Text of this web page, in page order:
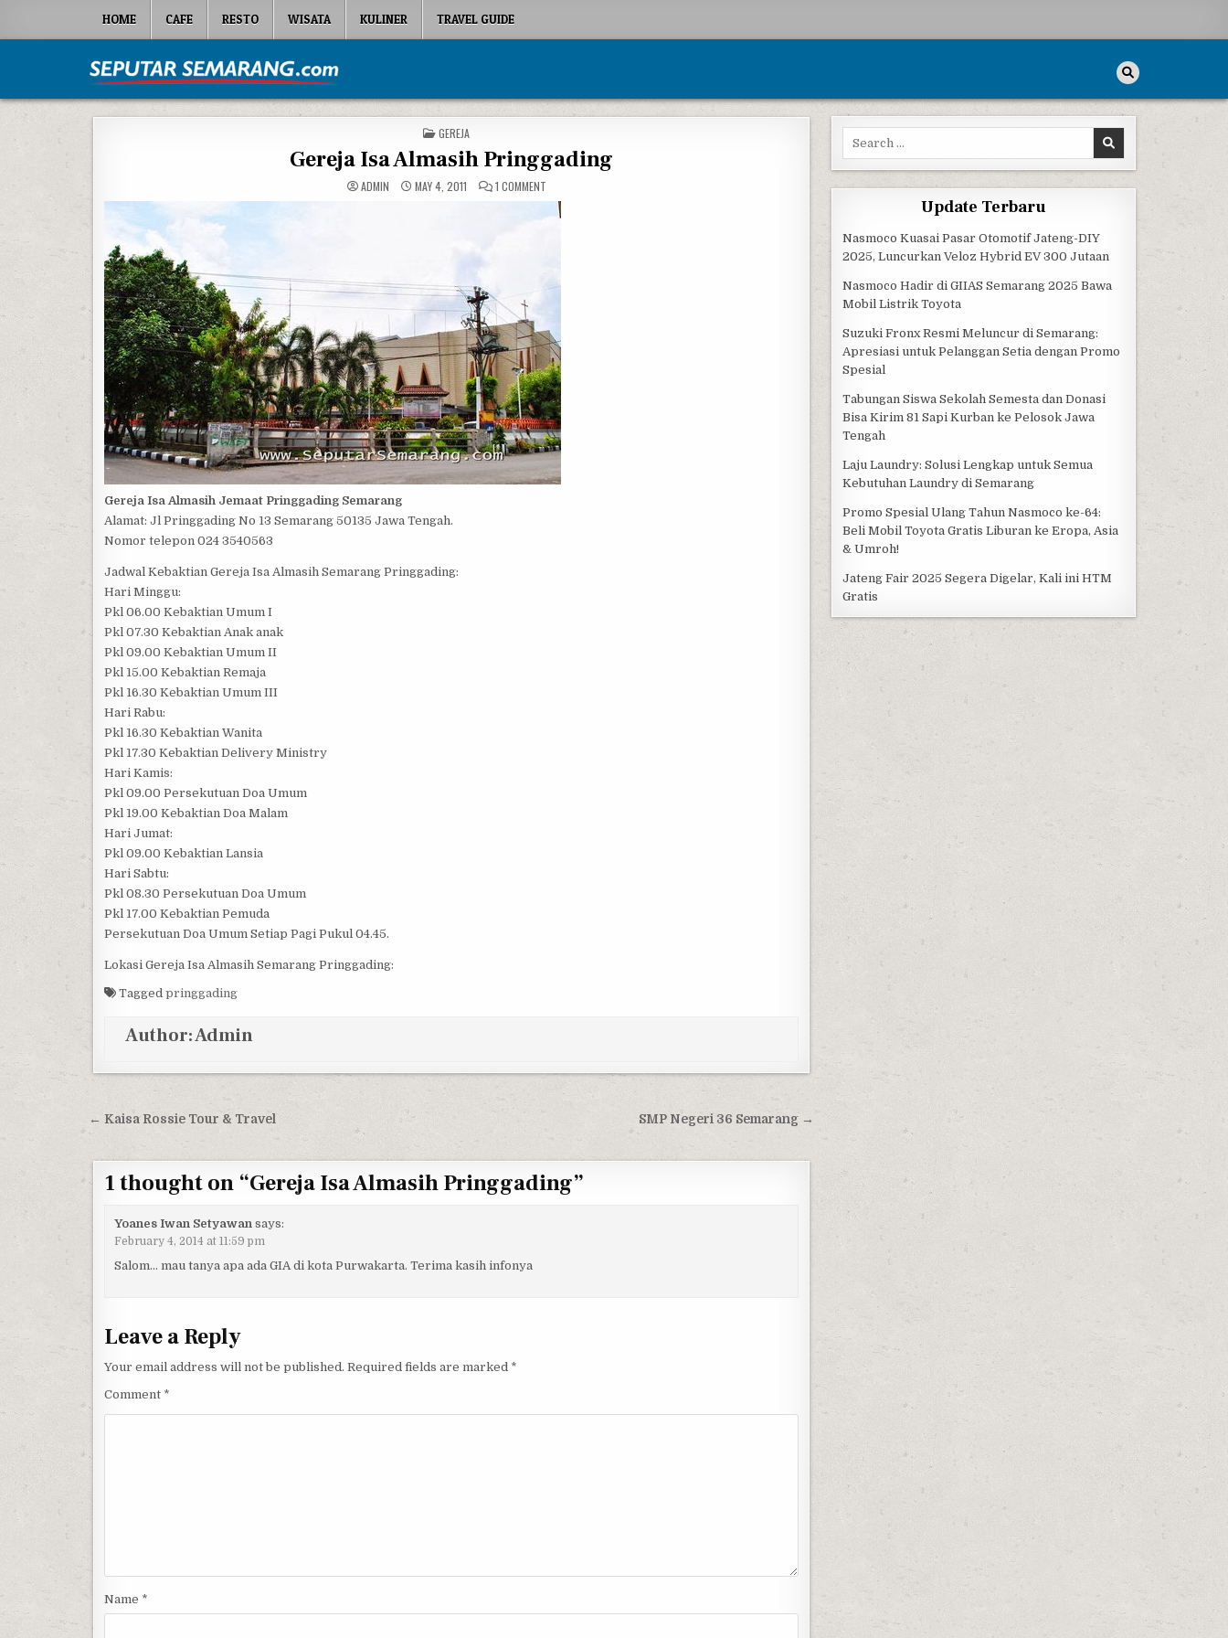
HOME CAFE RESTO WISATA KULINER TRAVEL GUIDE
Seputar Semarang
POSTED IN
GEREJA
Gereja Isa Almasih Pringgading
ADMIN MAY 4, 2011 1 COMMENTON GEREJA ISA ALMASIH PRINGGADING
Gereja Isa Almasih Jemaat Pringgading Semarang
Alamat: Jl Pringgading No 13 Semarang 50135 Jawa Tengah.
Nomor telepon 024 3540563
Jadwal Kebaktian Gereja Isa Almasih Semarang Pringgading:
Hari Minggu:
Pkl 06.00 Kebaktian Umum I
Pkl 07.30 Kebaktian Anak anak
Pkl 09.00 Kebaktian Umum II
Pkl 15.00 Kebaktian Remaja
Pkl 16.30 Kebaktian Umum III
Hari Rabu:
Pkl 16.30 Kebaktian Wanita
Pkl 17.30 Kebaktian Delivery Ministry
Hari Kamis:
Pkl 09.00 Persekutuan Doa Umum
Pkl 19.00 Kebaktian Doa Malam
Hari Jumat:
Pkl 09.00 Kebaktian Lansia
Hari Sabtu:
Pkl 08.30 Persekutuan Doa Umum
Pkl 17.00 Kebaktian Pemuda
Persekutuan Doa Umum Setiap Pagi Pukul 04.45.
Lokasi Gereja Isa Almasih Semarang Pringgading:
Tagged pringgading
Author:Admin
Post navigation SMP Negeri 36 Semarang →
← Kaisa Rossie Tour & Travel
1 thought on “Gereja Isa Almasih Pringgading”
Yoanes Iwan Setyawan says:
February 4, 2014 at 11:59 pm
Salom… mau tanya apa ada GIA di kota Purwakarta. Terima kasih infonya
Leave a Reply
Your email address will not be published. Required fields are marked *
Comment *
Name *
Search for:
Update Terbaru
Nasmoco Kuasai Pasar Otomotif Jateng-DIY
2025, Luncurkan Veloz Hybrid EV 300 Jutaan
Nasmoco Hadir di GIIAS Semarang 2025 Bawa
Mobil Listrik Toyota
Suzuki Fronx Resmi Meluncur di Semarang:
Apresiasi untuk Pelanggan Setia dengan Promo
Spesial
Tabungan Siswa Sekolah Semesta dan Donasi
Bisa Kirim 81 Sapi Kurban ke Pelosok Jawa
Tengah
Laju Laundry: Solusi Lengkap untuk Semua
Kebutuhan Laundry di Semarang
Promo Spesial Ulang Tahun Nasmoco ke-64:
Beli Mobil Toyota Gratis Liburan ke Eropa, Asia
& Umroh!
Jateng Fair 2025 Segera Digelar, Kali ini HTM
Gratis